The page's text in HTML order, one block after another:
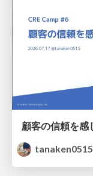
tanaken0515